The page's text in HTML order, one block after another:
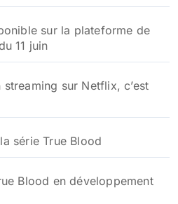
sur la plateforme de
11 juin
sur Netflix, c’est
série True Blood
Blood en développement